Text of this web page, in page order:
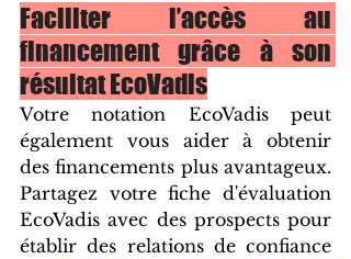
Faciliter l’accès au
financement grâce à son
résultat EcoVadis
Votre notation EcoVadis peut
également vous aider à obtenir
des financements plus avantageux.
Partagez votre fiche d'évaluation
EcoVadis avec des prospects pour
établir des relations de confiance